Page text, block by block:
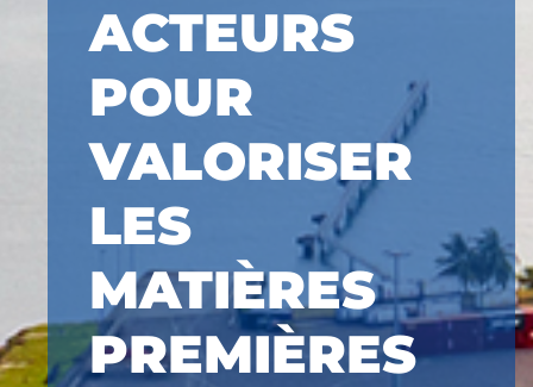
ACTEURS
POUR
VALORISER
LES
MATIÈRES
PREMIÈRES